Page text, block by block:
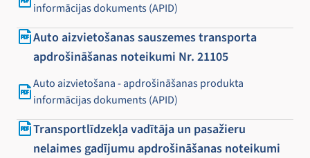
informācijas dokuments (APID)
Auto aizvietošanas sauszemes transporta
apdrošināšanas noteikumi Nr. 21105
Auto aizvietošana - apdrošināšanas produkta
informācijas dokuments (APID)
Transportlīdzekļa vadītāja un pasažieru
nelaimes gadījumu apdrošināšanas noteikumi